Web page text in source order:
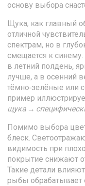
основу выбора
Щука, как главный
отличной
спектрам, но в
смещается к
в летний полдень,
лучше, а в осенний
тёмно‑зелёные или
пример
щука →
Помимо выбора
блеск.
видимость при
покрытие снижают
Такие детали
рыбы